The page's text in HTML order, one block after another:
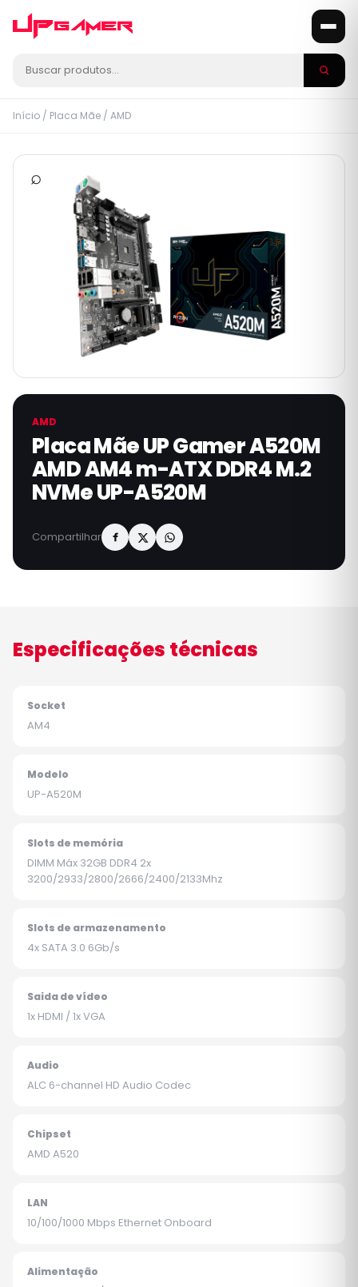
Início / Placa Mãe / AMD
⌕
AMD
Placa Mãe UP Gamer A520M
AMD AM4 m-ATX DDR4 M.2
NVMe UP-A520M
Compartilhar
Especificações técnicas
Socket
AM4
Modelo
UP-A520M
Slots de memória
DIMM Máx 32GB DDR4 2x
3200/2933/2800/2666/2400/2133Mhz
Slots de armazenamento
4x SATA 3.0 6Gb/s
Saida de vídeo
1x HDMI / 1x VGA
Audio
ALC 6-channel HD Audio Codec
Chipset
AMD A520
LAN
10/100/1000 Mbps Ethernet Onboard
Alimentação